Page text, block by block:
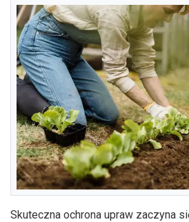
Skuteczna ochrona upraw zaczyna